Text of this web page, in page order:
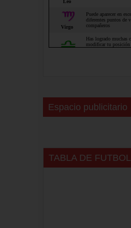
Espacio publicitario
TABLA DE FUTBOL